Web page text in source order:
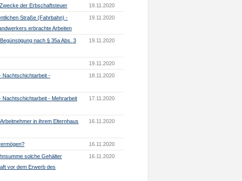
der Erbschaftsteuer 19.11.2020
Straße (Fahrbahn) -
erbrachte Arbeiten
19.11.2020
nach § 35a Abs. 3
19.11.2020
19.11.2020
Nachtschichtarbeit -
18.11.2020
- Mehrarbeit
17.11.2020
in ihrem Elternhaus
16.11.2020
16.11.2020
solche Gehälter
vor dem Erwerb des
16.11.2020